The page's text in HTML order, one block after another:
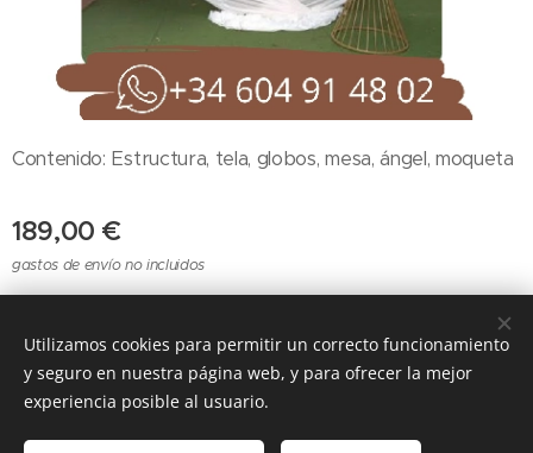
Contenido: Estructura, tela, globos, mesa, ángel, moqueta
189,00 €
gastos de envío no incluidos
Cookies
Utilizamos cookies para permitir un correcto funcionamiento
y seguro en nuestra página web, y para ofrecer la mejor
experiencia posible al usuario.